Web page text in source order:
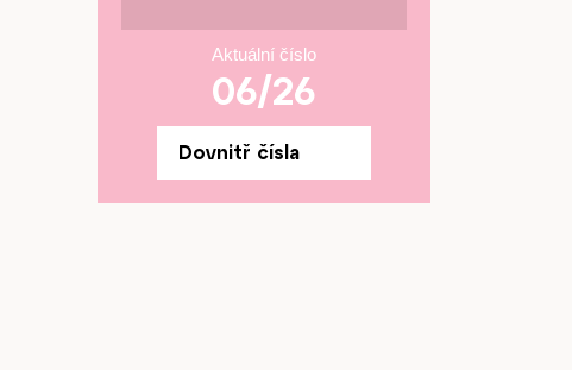
Aktuální číslo
06/26
Dovnitř čísla